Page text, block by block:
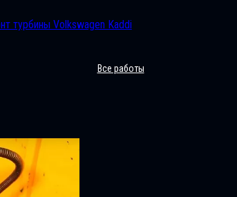
турбины Volkswagen Kaddi
Все работы